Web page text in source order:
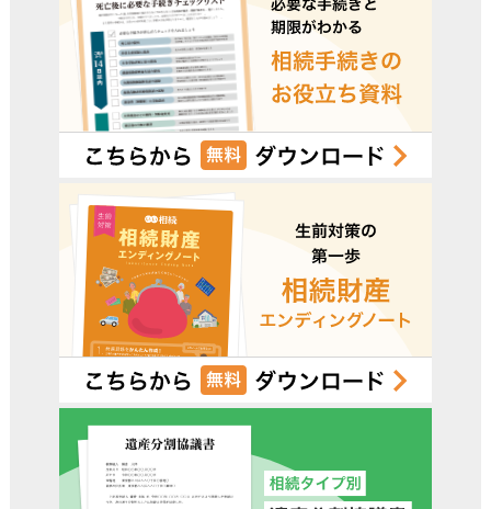
受付時間 平日9:00–19:00 / 土日祝9:00–18:00